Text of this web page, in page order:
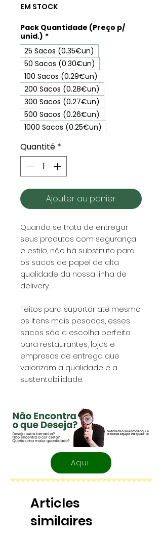
EM STOCK
Pack Quantidade (Preço p/
unid.) *
25 Sacos (0.35€un)
50 Sacos (0.30€un)
100 Sacos (0.29€un)
200 Sacos (0.28€un)
300 Sacos (0.27€un)
500 Sacos (0.26€un)
1000 Sacos (0.25€un)
Quantité *
Ajouter au panier
Quando se trata de entregar
seus produtos com segurança
e estilo, não há substituto para
os sacos de papel de alta
qualidade da nossa linha de
delivery.
Feitos para suportar até mesmo
os itens mais pesados, esses
sacos são a escolha perfeita
para restaurantes, lojas e
empresas de entrega que
valorizam a qualidade e a
sustentabilidade.
Aqui
Articles
similaires